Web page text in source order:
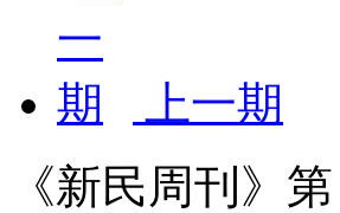
上一期
《新民周刊》